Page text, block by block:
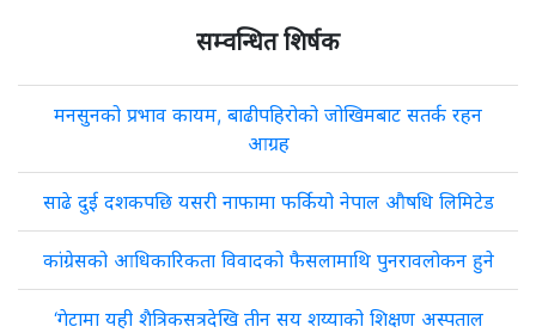
सम्वन्धित शिर्षक
मनसुनको प्रभाव कायम, बाढीपहिरोको जोखिमबाट सतर्क रहन
आग्रह
साढे दुई दशकपछि यसरी नाफामा फर्कियो नेपाल औषधि लिमिटेड
कांग्रेसको आधिकारिकता विवादको फैसलामाथि पुनरावलोकन हुने
‘गेटामा यही शैत्रिकसत्रदेखि तीन सय शय्याको शिक्षण अस्पताल